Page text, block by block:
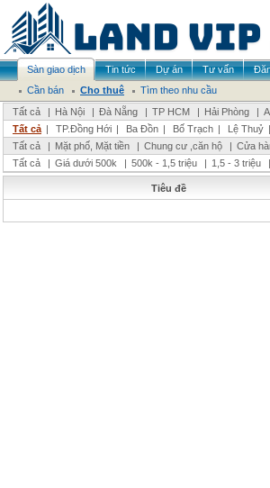
Sàn giao dịch Tin tức Dự án Tư vấn
Cần bán
Cho thuê
Tìm theo nhu cầu
Tất cả
| Hà Nội | Đà Nẵng | TP HCM | Hải Phòng |
Tất cả | TP.Đồng Hới | Ba Đồn | Bố Trạch | Lệ Thuỷ |
Tất cả
| Mặt phố, Mặt tiền | Chung cư ,căn hộ | Cửa
Tất cả
| Giá dưới 500k | 500k - 1,5 triệu | 1,5 - 3 triệu |
Tiêu đề